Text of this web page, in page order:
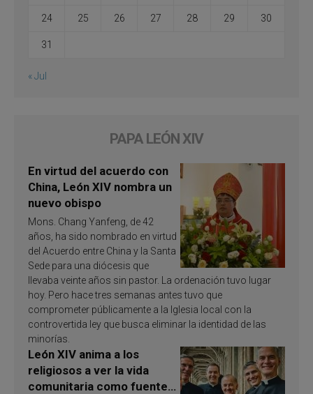
24 25 26 27 28 29 30
31
« Jul
PAPA LEÓN XIV
En virtud del acuerdo con
China, León XIV nombra un
nuevo obispo
Mons. Chang Yanfeng, de 42
años, ha sido nombrado en virtud
del Acuerdo entre China y la Santa
Sede para una diócesis que
llevaba veinte años sin pastor. La ordenación tuvo lugar
hoy. Pero hace tres semanas antes tuvo que
comprometer públicamente a la Iglesia local con la
controvertida ley que busca eliminar la identidad de las
minorías.
León XIV anima a los
religiosos a ver la vida
comunitaria como fuente